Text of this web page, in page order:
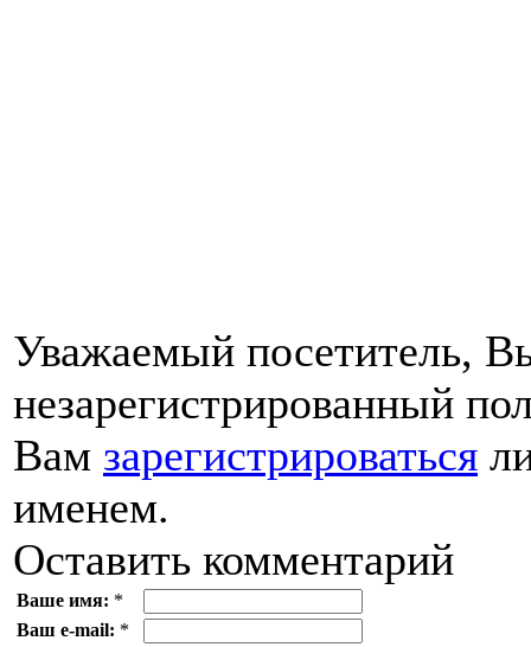
Уважаемый посетитель,
незарегистрированный
Вам зарегистрироваться
именем.
Оставить комментарий
Ваше имя: *
Ваш e-mail: *